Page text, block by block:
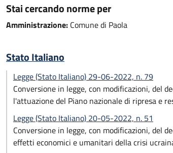
Stai cercando norme per
Amministrazione: Comune di Paola
Stato Italiano
Legge (Stato Italiano) 29-06-2022, n. 79
Conversione in legge, con modificazioni, del
l'attuazione del Piano nazionale di ripresa e
Legge (Stato Italiano) 20-05-2022, n. 51
Conversione in legge, con modificazioni, del
effetti economici e umanitari della crisi